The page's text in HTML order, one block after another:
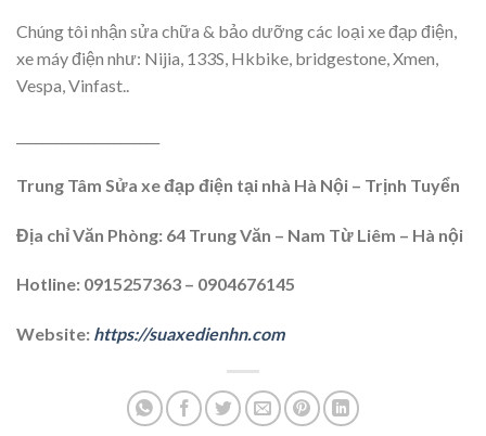
Chúng tôi nhận sửa chữa & bảo dưỡng các loại xe đạp điện,
xe máy điện như: Nijia, 133S, Hkbike, bridgestone, Xmen,
Vespa, Vinfast..
Trung Tâm Sửa xe đạp điện tại nhà Hà Nội – Trịnh Tuyển
Địa chỉ Văn Phòng: 64 Trung Văn – Nam Từ Liêm – Hà nội
Hotline: 0915257363 – 0904676145
Website: https://suaxedienhn.com